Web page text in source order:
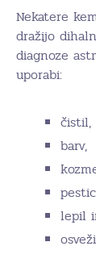
Nekatere
dražijo
diagnoze
uporabi:
čistil,
barv,
lepil